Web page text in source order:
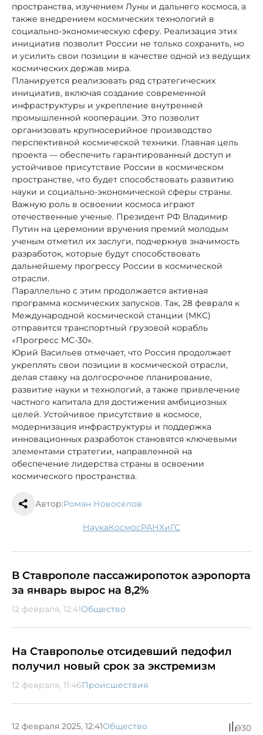
пространства, изучением Луны и дальнего космоса, а
также внедрением космических технологий в
социально-экономическую сферу. Реализация этих
инициатив позволит России не только сохранить, но
и усилить свои позиции в качестве одной из ведущих
космических держав мира.
Планируется реализовать ряд стратегических
инициатив, включая создание современной
инфраструктуры и укрепление внутренней
промышленной кооперации. Это позволит
организовать крупносерийное производство
перспективной космической техники. Главная цель
проекта — обеспечить гарантированный доступ и
устойчивое присутствие России в космическом
пространстве, что будет способствовать развитию
науки и социально-экономической сферы страны.
Важную роль в освоении космоса играют
отечественные ученые. Президент РФ Владимир
Путин на церемонии вручения премий молодым
ученым отметил их заслуги, подчеркнув значимость
разработок, которые будут способствовать
дальнейшему прогрессу России в космической
отрасли.
Параллельно с этим продолжается активная
программа космических запусков. Так, 28 февраля к
Международной космической станции (МКС)
отправится транспортный грузовой корабль
«Прогресс МС-30».
Юрий Васильев отмечает, что Россия продолжает
укреплять свои позиции в космической отрасли,
делая ставку на долгосрочное планирование,
развитие науки и технологий, а также привлечение
частного капитала для достижения амбициозных
целей. Устойчивое присутствие в космосе,
модернизация инфраструктуры и поддержка
инновационных разработок становятся ключевыми
элементами стратегии, направленной на
обеспечение лидерства страны в освоении
космического пространства.
Автор:Роман Новоселов
наука космос РАНХиГС
В Ставрополе пассажиропоток аэропорта
за январь вырос на 8,2%
12 февраля, 12:41Общество
На Ставрополье отсидевший педофил
получил новый срок за экстремизм
12 февраля, 11:46Происшествия
12 февраля 2025, 12:41Общество 930